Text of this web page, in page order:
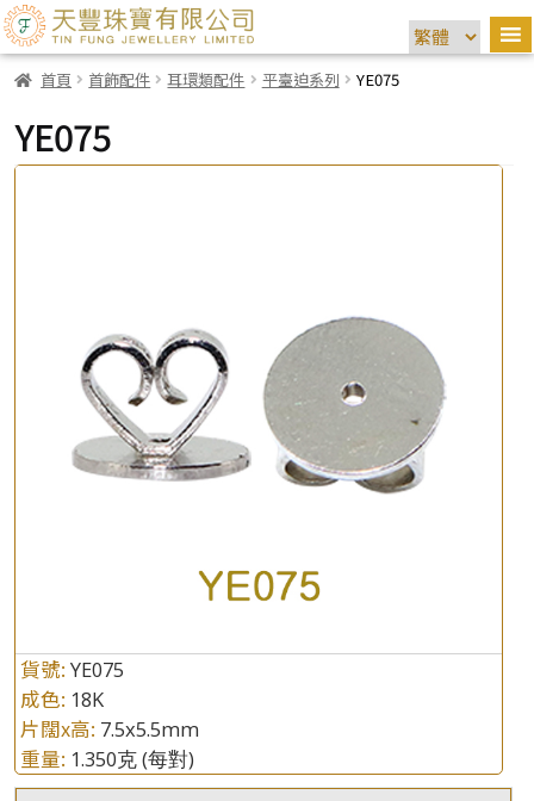
首頁 首飾配件 耳環類配件 平臺迫系列 YE075
YE075
貨號: YE075
成色: 18K
片闊x高: 7.5x5.5mm
重量: 1.350克(每對)